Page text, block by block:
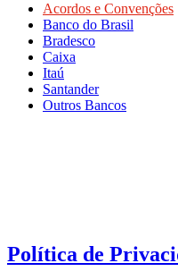
Acordos e Convenções
Banco do Brasil
Bradesco
Caixa
Itaú
Santander
Outros Bancos
Política de